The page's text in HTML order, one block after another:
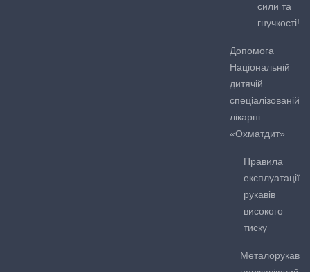
сили та
гнучкості!
Допомога
Національній
дитячій
спеціалізованій
лікарні
«Охматдит»
Правила
експлуатації
рукавів
високого
тиску
Металорукав